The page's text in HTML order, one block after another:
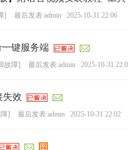
] 最后发表:admin 2025-10-31 22:06
一键服务端
故障] 最后发表:admin 2025-10-31
失效
] 最后发表:admin 2025-10-31 22:02